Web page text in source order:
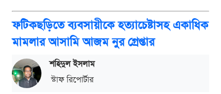
ফটিকছড়িতে ব্যবসায়ীকে হত্যাচেষ্টাসহ একাধিক
মামলার আসামি আজম নুর গ্রেপ্তার
শ‌হিদুল ইসলাম
স্টাফ রিপোর্টার